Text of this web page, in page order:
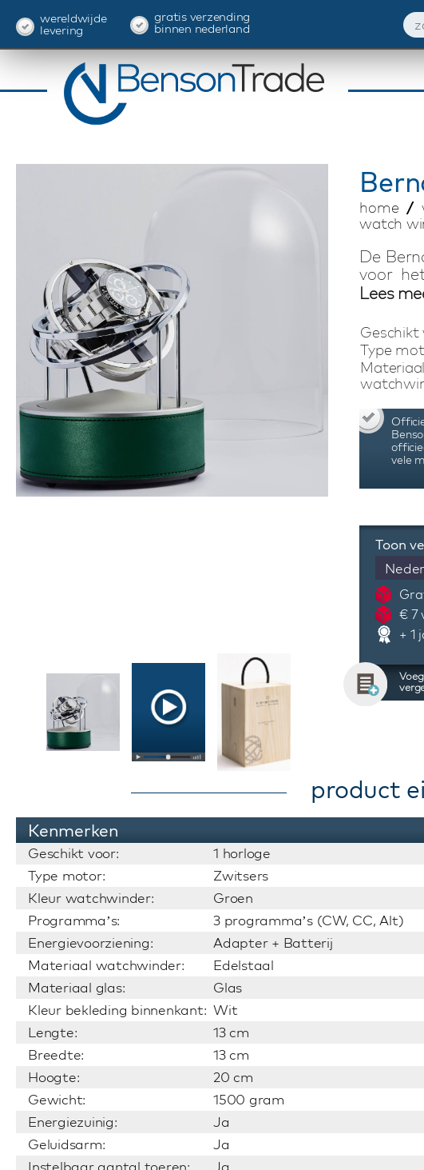
wereldwijde
levering
gratis verzending
binnen nederland
home
watch
De
voor
System
windt
een
PC of
plank.
Lees
Geschikt
Type
Materiaal
vele
Toon
€ 7
+ 1
product
Kenmerken
Geschikt voor:
1 horloge
Type motor:
Zwitsers
Kleur watchwinder:
Groen
Programma’s:
3 programma’s (CW, CC, Alt)
Energievoorziening:
Adapter + Batterij
Materiaal watchwinder:
Edelstaal
Materiaal glas:
Glas
Kleur bekleding binnenkant: Wit
Lengte:
13 cm
Breedte:
13 cm
Hoogte:
20 cm
Gewicht:
1500 gram
Energiezuinig:
Ja
Geluidsarm:
Ja
Instelbaar aantal toeren:
Ja